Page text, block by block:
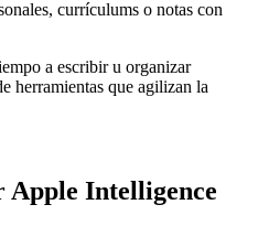
currículums o notas con
a escribir u organizar
herramientas que agilizan la
Apple Intelligence